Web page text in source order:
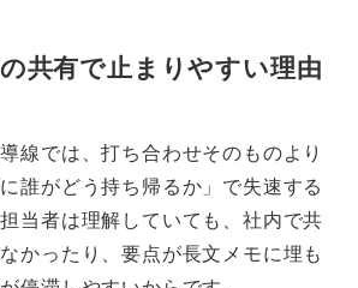
共有で止まりやすい理由
線では、打ち合わせそのものより
誰がどう持ち帰るか」で失速する
当者は理解していても、社内で共
かったり、要点が長文メモに埋も